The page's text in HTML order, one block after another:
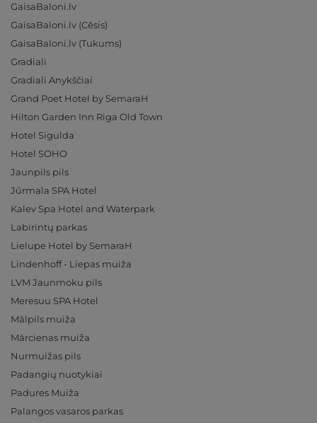
GaisaBaloni.lv
GaisaBaloni.lv (Cēsis)
GaisaBaloni.lv (Tukums)
Gradiali
Gradiali Anykščiai
Grand Poet Hotel by SemaraH
Hilton Garden Inn Riga Old Town
Hotel Sigulda
Hotel SOHO
Jaunpils pils
Jūrmala SPA Hotel
Kalev Spa Hotel and Waterpark
Labirintų parkas
Lielupe Hotel by SemaraH
Lindenhoff - Liepas muiža
LVM Jaunmoku pils
Meresuu SPA Hotel
Mālpils muiža
Mārcienas muiža
Nurmuižas pils
Padangių nuotykiai
Padures Muiža
Palangos vasaros parkas